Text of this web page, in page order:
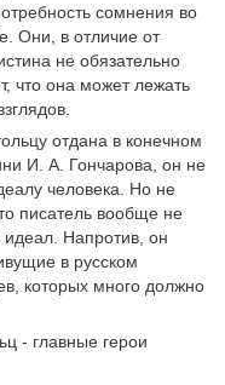
сомнения во
Они, в отличие от
не обязательно
что она может лежать
отдана в конечном
И. А. Гончарова, он не
человека. Но не
писатель вообще не
Напротив, он
в русском
которых много должно
- главные герои